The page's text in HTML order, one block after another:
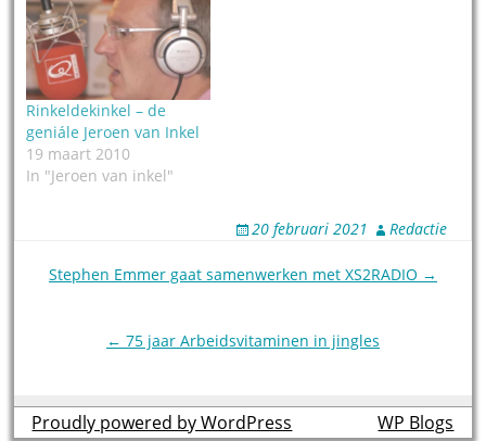
Rinkeldekinkel – de
geniále Jeroen van Inkel
19 maart 2010
In "Jeroen van inkel"
20 februari 2021 Redactie
PostStephen Emmer gaat samenwerken met XS2RADIO →
← 75 jaar Arbeidsvitaminen in jingles
Proudly powered by WordPress theme byWP Blogs